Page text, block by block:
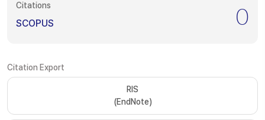
Citations
SCOPUS 0
Citation Export
RIS
(EndNote)